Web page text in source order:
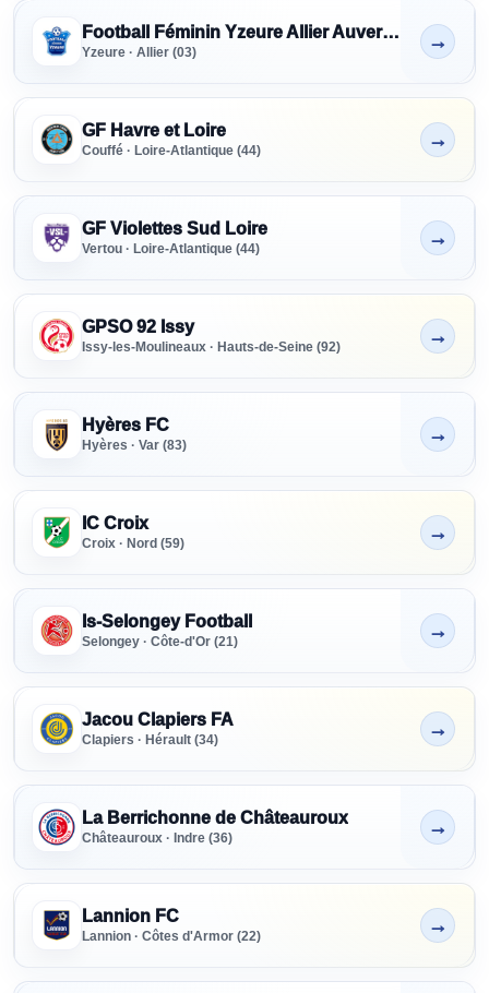
Football Féminin Yzeure Allier Auvergne
Yzeure · Allier (03)
Non indiqué
→
GF Havre et Loire
Couffé · Loire-Atlantique (44)
Non indiqué
→
GF Violettes Sud Loire
Vertou · Loire-Atlantique (44)
Non indiqué
→
GPSO 92 Issy
Issy-les-Moulineaux · Hauts-de-Seine (92)
Non indiqué
→
Hyères FC
Hyères · Var (83)
Non indiqué
→
IC Croix
Croix · Nord (59)
Non indiqué
→
Is-Selongey Football
Selongey · Côte-d'Or (21)
Non indiqué
→
Jacou Clapiers FA
Clapiers · Hérault (34)
Non indiqué
→
La Berrichonne de Châteauroux
Châteauroux · Indre (36)
Non indiqué
→
Lannion FC
Lannion · Côtes d'Armor (22)
Non indiqué
→